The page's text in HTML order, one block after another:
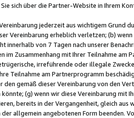
sich über die Partner-Website in Ihrem
jederzeit aus wichtigem Grund
Vereinbarung erheblich verletzen; (b)
innerhalb von 7 Tagen nach unserer
im Zusammenhang mit Ihrer Teilnahme am
irreführende oder illegale
Teilnahme am Partnerprogramm
den gemäß dieser Vereinbarung von den
(g) wenn wir diese Vereinbarung mit
bereits in der Vergangenheit, gleich
allgemein angebotenen Form beenden.